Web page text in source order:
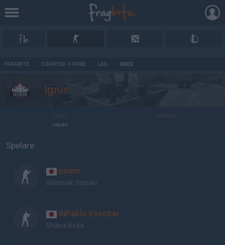
FRAGBITE COUNTER-STRIKE LAG IGNIS
Ignis
Japan
Spelare
poem
Shibasaki Yumeki
RIPablo Escobar
Shuma Ikeda